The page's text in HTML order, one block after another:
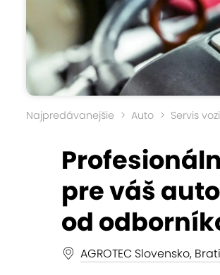
Najpredávanejšie Auto Servis
pre váš
od
AGROTEC Slovensko,